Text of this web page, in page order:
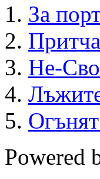
За
Не-
Powered